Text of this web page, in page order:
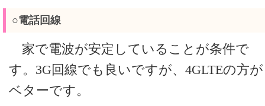
○電話回線
家で電波が安定していることが条件で
す。3G回線でも良いですが、4GLTEの方が
ベターです。